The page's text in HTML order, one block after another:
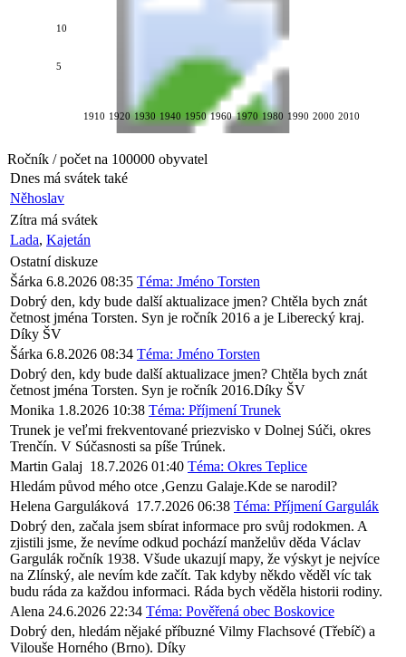
1910 1920 1930 1940 1950 1960 1970 1980 1990 2000 2010
5
10
Ročník / počet na 100000 obyvatel
Dnes má svátek také
Něhoslav
Zítra má svátek
Lada, Kajetán
Ostatní diskuze
Šárka 6.8.2026 08:35 Téma: Jméno Torsten
Dobrý den, kdy bude další aktualizace jmen? Chtěla bych znát
četnost jména Torsten. Syn je ročník 2016 a je Liberecký kraj.
Díky ŠV
Šárka 6.8.2026 08:34 Téma: Jméno Torsten
Dobrý den, kdy bude další aktualizace jmen? Chtěla bych znát
četnost jména Torsten. Syn je ročník 2016.Díky ŠV
Monika 1.8.2026 10:38 Téma: Příjmení Trunek
Trunek je veľmi frekventované priezvisko v Dolnej Súči, okres
Trenčín. V Súčasnosti sa píše Trúnek.
Martin Galaj 18.7.2026 01:40 Téma: Okres Teplice
Hledám původ mého otce ,Genzu Galaje.Kde se narodil?
Helena Garguláková 17.7.2026 06:38 Téma: Příjmení Gargulák
Dobrý den, začala jsem sbírat informace pro svůj rodokmen. A
zjistili jsme, že nevíme odkud pochází manželův děda Václav
Gargulák ročník 1938. Všude ukazují mapy, že výskyt je nejvíce
na Zlínský, ale nevím kde začít. Tak kdyby někdo věděl víc tak
budu ráda za každou informaci. Ráda bych věděla historii rodiny.
Alena 24.6.2026 22:34 Téma: Pověřená obec Boskovice
Dobrý den, hledám nějaké příbuzné Vilmy Flachsové (Třebíč) a
Vilouše Horného (Brno). Díky